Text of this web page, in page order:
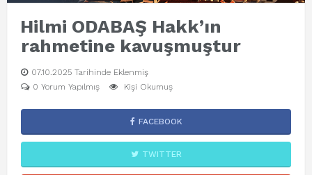
Hilmi ODABAŞ Hakk’ın
rahmetine kavuşmuştur
07.10.2025 Tarihinde Eklenmiş
0 Yorum Yapılmış
Kişi Okumuş
FACEBOOK
TWITTER